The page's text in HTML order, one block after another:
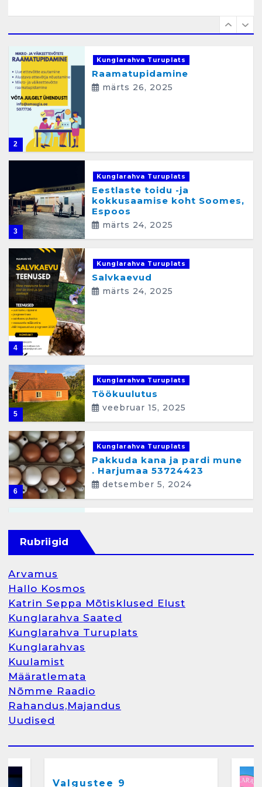
2
Kunglarahva Turuplats
Raamatupidamine
märts 26, 2025
3
Kunglarahva Turuplats
Eestlaste toidu -ja
kokkusaamise koht Soomes,
Espoos
märts 24, 2025
4
Kunglarahva Turuplats
Salvkaevud
märts 24, 2025
5
Kunglarahva Turuplats
Töökuulutus
veebruar 15, 2025
6
Kunglarahva Turuplats
Pakkuda kana ja pardi mune
. Harjumaa 53724423
detsember 5, 2024
1
2
Kunglarahva Turuplats
kokkusaamise koht Soomes,
Rubriigid
Arvamus
Hallo Kosmos
Katrin Seppa Mõtisklused Elust
Kunglarahva Saated
Kunglarahva Turuplats
Kunglarahvas
Kuulamist
Määratlemata
Nõmme Raadio
Rahandus,Majandus
Uudised
Valgustee 9